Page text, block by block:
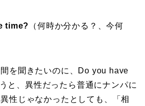
time?
（何時か分かる？、今何
を聞きたいのに、Do you have
と、異性だったら普通にナンパに
性じゃなかったとしても、「相